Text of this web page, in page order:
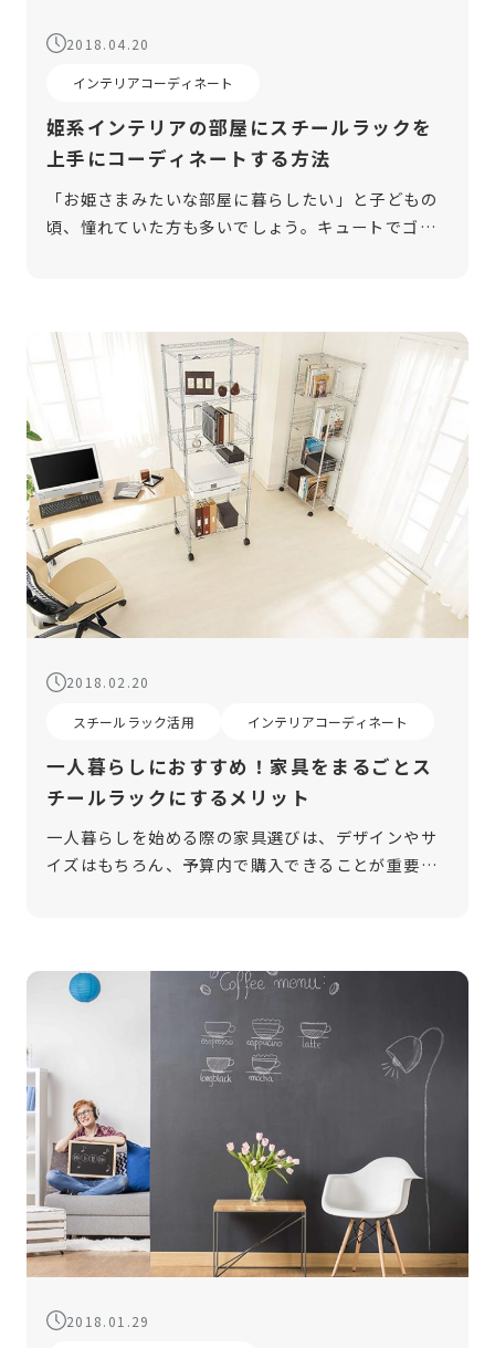
2018.04.20
インテリアコーディネート
姫系インテリアの部屋にスチールラックを
上手にコーディネートする方法
「お姫さまみたいな部屋に暮らしたい」と子どもの
頃、憧れていた方も多いでしょう。キュートでゴー
2018.02.20
スチールラック活用 インテリアコーディネート
一人暮らしにおすすめ！家具をまるごとス
チールラックにするメリット
一人暮らしを始める際の家具選びは、デザインやサ
イズはもちろん、予算内で購入できることが重要で
2018.01.29